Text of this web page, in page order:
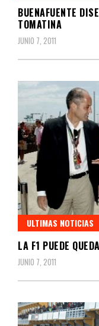
BUENAFUENTE
TOMATINA
JUNIO 7, 2011
ULTIMAS NOTICIAS
LA F1 PUEDE
JUNIO 7, 2011